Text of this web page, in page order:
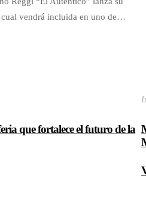
vendrá incluida en uno de…
que fortalece el futuro de la